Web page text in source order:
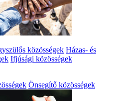
közösségek Házas- és
Ifjúsági közösségek
Önsegítő közösségek